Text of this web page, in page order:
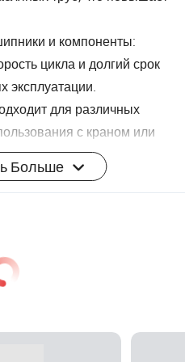
и компоненты:
цикла и долгий срок
эксплуатации.
для различных
с краном или
погрузчика.
Обеспечивает постоянное
регулярно
компонента,
надлежащие
подходящие модели и
от фактических
Больше